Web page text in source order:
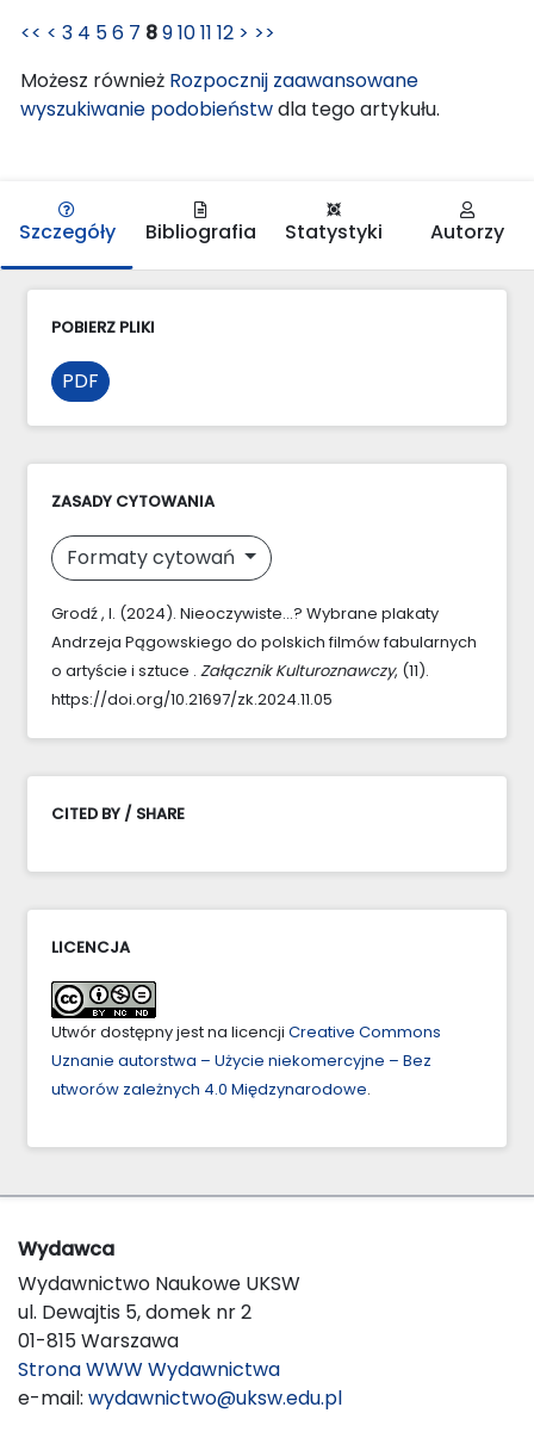
<< < 3 4 56 7 891011 12 > >>
Możesz również Rozpocznij zaawansowane
wyszukiwanie podobieństwdla tego artykułu.
Szczegóły Bibliografia Statystyki Autorzy
POBIERZ PLIKI
PDF
ZASADY CYTOWANIA
Formaty cytowań
Grodź , I. (2024). Nieoczywiste…? Wybrane plakaty
Andrzeja Pągowskiego do polskich filmów fabularnych
o artyście i sztuce . Załącznik Kulturoznawczy, (11).
https://doi.org/10.21697/zk.2024.11.05
CITED BY / SHARE
LICENCJA
Utwór dostępny jest na licencji Creative Commons
Uznanie autorstwa – Użycie niekomercyjne – Bez
utworów zależnych 4.0 Międzynarodowe.
Wydawca
Wydawnictwo Naukowe UKSW
ul. Dewajtis 5, domek nr 2
01-815 Warszawa
Strona WWW Wydawnictwa
e-mail: wydawnictwo@uksw.edu.pl